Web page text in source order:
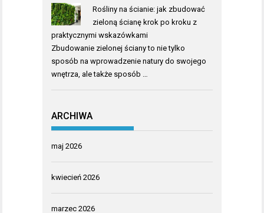
Rośliny na ścianie: jak zbudować
zieloną ścianę krok po kroku z
praktycznymi wskazówkami
Zbudowanie zielonej ściany to nie tylko
sposób na wprowadzenie natury do swojego
wnętrza, ale także sposób …
ARCHIWA
maj 2026
kwiecień 2026
marzec 2026